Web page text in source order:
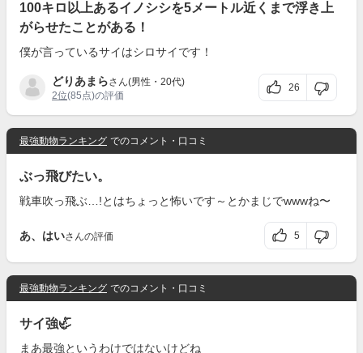
100キロ以上あるイノシシを5メートル近くまで浮き上
がらせたことがある！
僕が言っているサイはシロサイです！
どりあまらさん(男性・20代)
2位(85点)の評価
26
最強動物ランキング でのコメント・口コミ
ぶっ飛びたい。
戦車吹っ飛ぶ…!とはちょっと怖いです～とかまじでwwwね〜
あ、はいさんの評価 5
最強動物ランキング でのコメント・口コミ
サイ強🦏
まあ最強というわけではないけどね